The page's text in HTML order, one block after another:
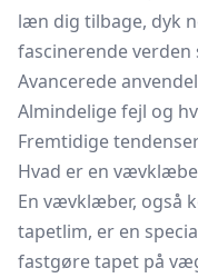
læn dig tilbage, dyk
fascinerende verden
Avancerede
Almindelige fejl og
Fremtidige
Hvad er en
En vævklæber, også
tapetlim, er en
fastgøre tapet på